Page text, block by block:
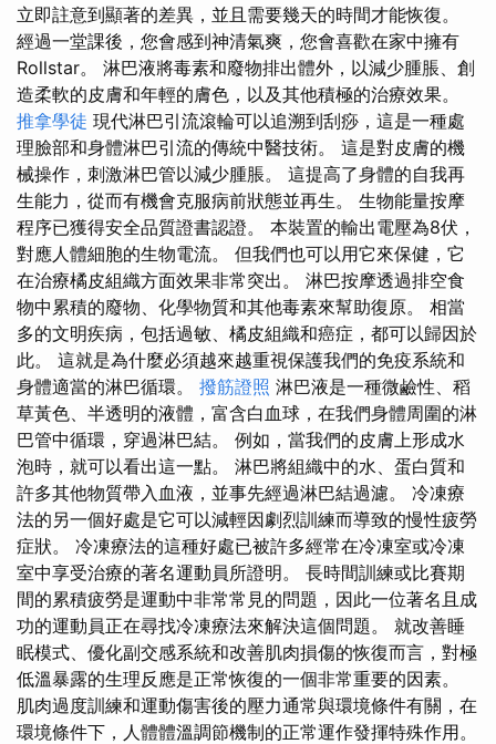
立即註意到顯著的差異，並且需要幾天的時間才能恢復。
經過一堂課後，您會感到神清氣爽，您會喜歡在家中擁有
Rollstar。 淋巴液將毒素和廢物排出體外，以減少腫脹、創
造柔軟的皮膚和年輕的膚色，以及其他積極的治療效果。
推拿學徒 現代淋巴引流滾輪可以追溯到刮痧，這是一種處
理臉部和身體淋巴引流的傳統中醫技術。 這是對皮膚的機
械操作，刺激淋巴管以減少腫脹。 這提高了身體的自我再
生能力，從而有機會克服病前狀態並再生。 生物能量按摩
程序已獲得安全品質證書認證。 本裝置的輸出電壓為8伏，
對應人體細胞的生物電流。 但我們也可以用它來保健，它
在治療橘皮組織方面效果非常突出。 淋巴按摩透過排空食
物中累積的廢物、化學物質和其他毒素來幫助復原。 相當
多的文明疾病，包括過敏、橘皮組織和癌症，都可以歸因於
此。 這就是為什麼必須越來越重視保護我們的免疫系統和
身體適當的淋巴循環。 撥筋證照 淋巴液是一種微鹼性、稻
草黃色、半透明的液體，富含白血球，在我們身體周圍的淋
巴管中循環，穿過淋巴結。 例如，當我們的皮膚上形成水
泡時，就可以看出這一點。 淋巴將組織中的水、蛋白質和
許多其他物質帶入血液，並事先經過淋巴結過濾。 冷凍療
法的另一個好處是它可以減輕因劇烈訓練而導致的慢性疲勞
症狀。 冷凍療法的這種好處已被許多經常在冷凍室或冷凍
室中享受治療的著名運動員所證明。 長時間訓練或比賽期
間的累積疲勞是運動中非常常見的問題，因此一位著名且成
功的運動員正在尋找冷凍療法來解決這個問題。 就改善睡
眠模式、優化副交感系統和改善肌肉損傷的恢復而言，對極
低溫暴露的生理反應是正常恢復的一個非常重要的因素。
肌肉過度訓練和運動傷害後的壓力通常與環境條件有關，在
環境條件下，人體體溫調節機制的正常運作發揮特殊作用。